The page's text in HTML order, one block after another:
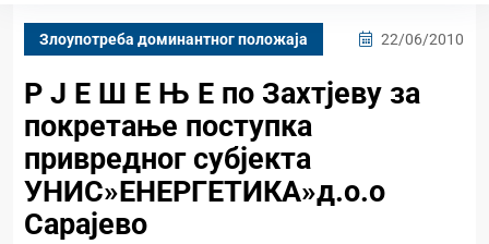
Злоупотреба доминантног положаја 22/06/2010
Р Ј Е Ш Е Њ Е по Захтјеву за
покретање поступка
привредног субјекта
УНИС»ЕНЕРГЕТИКА»д.о.о
Сарајево